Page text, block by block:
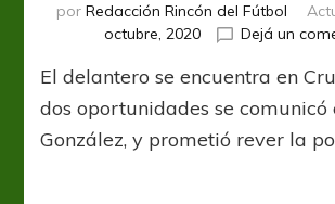
por Redacción Rincón del Fútbol
octubre, 2020
Dejá un
El delantero se encuentra en
dos oportunidades se comunicó
González, y prometió rever la